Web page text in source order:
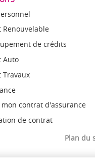
Renouvelable
de crédits
Auto
Travaux
mon contrat d'assurance
de contrat
Plan du